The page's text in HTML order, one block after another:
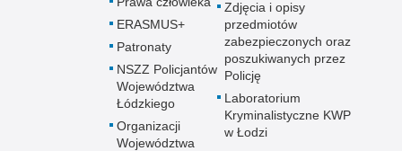
ERASMUS+
Patronaty
NSZZ Policjantów
Województwa
Łódzkiego
Organizacji
Województwa
Zdjęcia i opisy
przedmiotów
zabezpieczonych oraz
poszukiwanych przez
Policję
Laboratorium
Kryminalistyczne KWP
w Łodzi